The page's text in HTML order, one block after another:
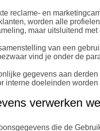
reclame- en
worden alle
maar uitsluitend met
van een
vind je onder de
gegevens aan derden
interne doeleinden
verwerken
die de